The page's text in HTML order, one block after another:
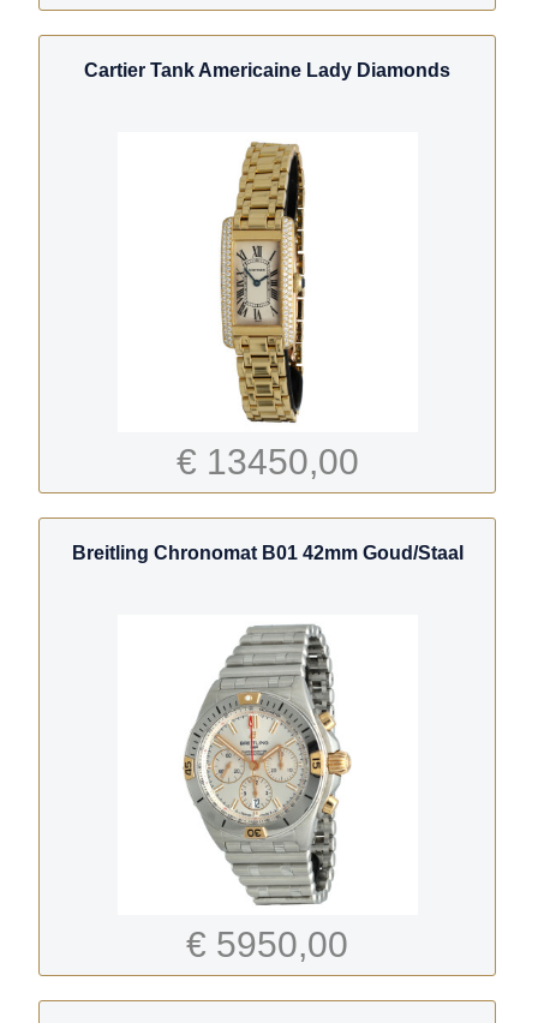
Cartier Tank Americaine Lady Diamonds
€ 13450,00
Breitling Chronomat B01 42mm Goud/Staal
€ 5950,00